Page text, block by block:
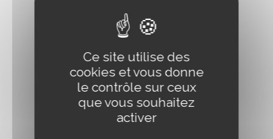
Ce site utilise des
cookies et vous donne
le contrôle sur ceux
que vous souhaitez
activer